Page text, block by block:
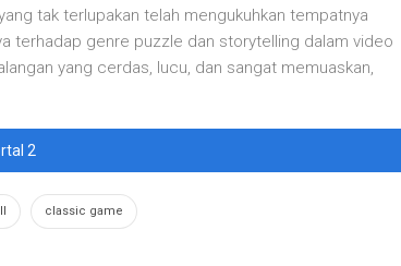
tak terlupakan telah mengukuhkan tempatnya
terhadap genre puzzle dan storytelling dalam video
yang cerdas, lucu, dan sangat memuaskan,
2
classic game